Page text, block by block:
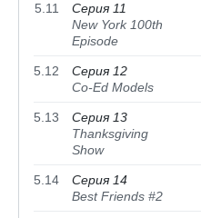
5.11
Серия 11
New York 100th
Episode
5.12
Серия 12
Co-Ed Models
5.13
Серия 13
Thanksgiving
Show
5.14
Серия 14
Best Friends #2